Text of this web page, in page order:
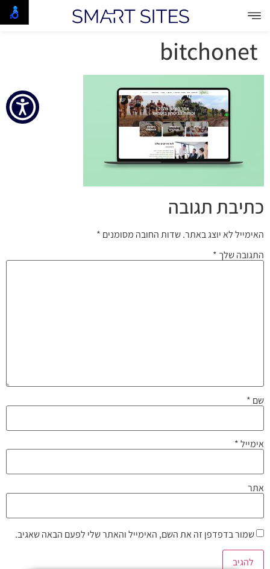
bitchonet
כתיבת תגובה
האימייל לא יוצג באתר.שדות החובה מסומנים *
התגובה שלך *
שם *
אימייל*
אתר
שמור בדפדפן זה את השם, האימייל והאתר שלי לפעם הבאה שאגיב.